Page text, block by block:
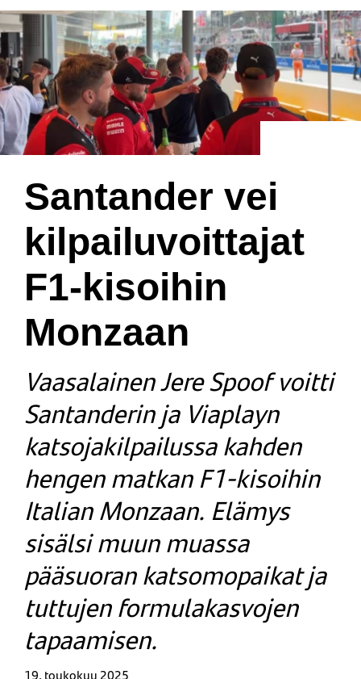
Santander vei
kilpailuvoittajat
F1-kisoihin
Monzaan
Vaasalainen Jere Spoof voitti
Santanderin ja Viaplayn
katsojakilpailussa kahden
hengen matkan F1-kisoihin
Italian Monzaan. Elämys
sisälsi muun muassa
pääsuoran katsomopaikat ja
tuttujen formulakasvojen
tapaamisen.
19. toukokuu 2025